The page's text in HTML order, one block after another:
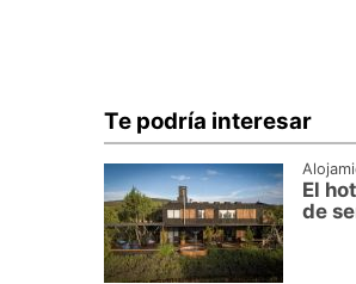
Te podría interesar
El
de